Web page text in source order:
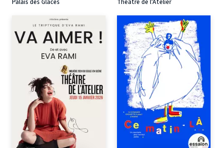
Palais des Glaces Théâtre de l'Atelier